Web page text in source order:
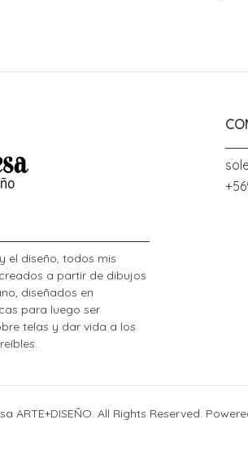
el diseño, todos mis
a partir de dibujos
diseñados en
para luego ser
telas y dar vida a los
ARTE+DISEÑO. All Rights Reserved.